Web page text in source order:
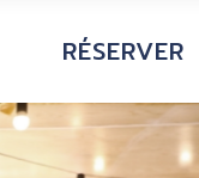
RÉSERVER